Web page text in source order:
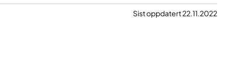
Sist oppdatert 22.11.2022